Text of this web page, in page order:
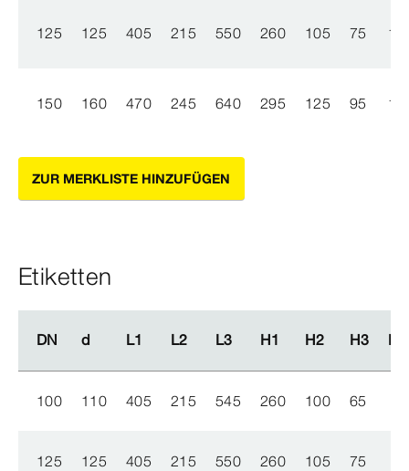
125 125 405 215 550 260 105 75 1
150 160 470 245 640 295 125 95 1
ZUR MERKLISTE HINZUFÜGEN
Etiketten
DN d L1 L2 L3 H1 H2 H3
DN d L1 L2 L3 H1 H2 H3
100 110 405 215 545 260 100 65
125 125 405 215 550 260 105 75